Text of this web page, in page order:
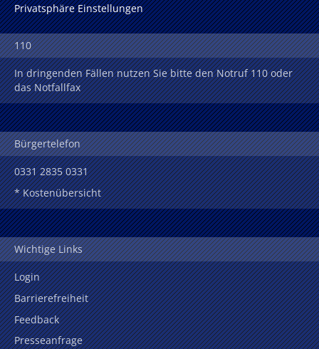
Privatsphäre Einstellungen
110
In dringenden Fällen nutzen Sie bitte den Notruf 110 oder
das Notfallfax
Bürgertelefon
0331 2835 0331
* Kostenübersicht
Wichtige Links
Login
Barrierefreiheit
Feedback
Presseanfrage